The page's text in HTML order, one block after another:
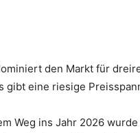
den Markt für
gibt eine riesige
Weg ins Jahr 2026